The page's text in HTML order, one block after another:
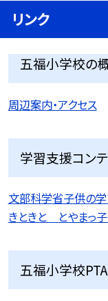
リンク
五福小学校の
周辺案内・アクセス
学習支援コン
文部科学省子供の学
きときと とやまっ
五福小学校PTA